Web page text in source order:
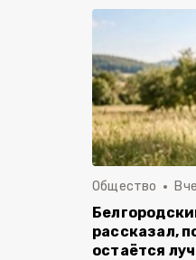
Общество
рассказал,
остаётся